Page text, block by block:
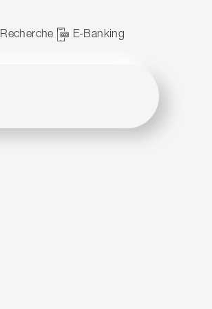
Recherche E-Banking